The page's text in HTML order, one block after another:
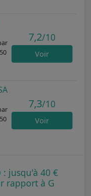
7,2/10
Voir
7,3/10
Voir
: jusqu'à 40 €
rapport à G